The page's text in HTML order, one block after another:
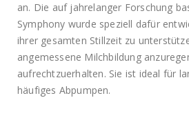
an. Die auf jahrelanger Forschung
Symphony wurde speziell dafür
ihrer gesamten Stillzeit zu
angemessene Milchbildung
aufrechtzuerhalten. Sie ist ideal für
häufiges Abpumpen.